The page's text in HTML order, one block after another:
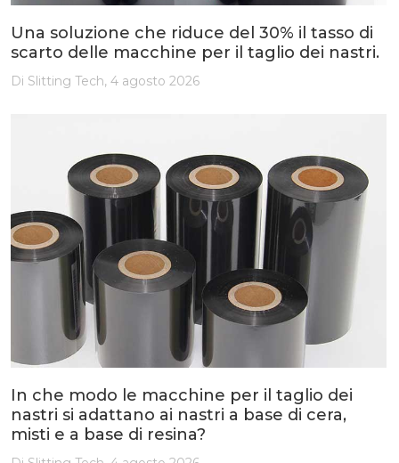
Una soluzione che riduce del 30% il tasso di
scarto delle macchine per il taglio dei nastri.
Di Slitting Tech, 4 agosto 2026
In che modo le macchine per il taglio dei
nastri si adattano ai nastri a base di cera,
misti e a base di resina?